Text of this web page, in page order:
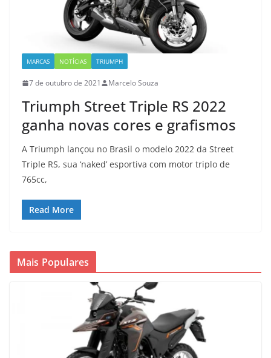
MARCAS NOTÍCIAS TRIUMPH
7 de outubro de 2021 Marcelo Souza
Triumph Street Triple RS 2022
ganha novas cores e grafismos
A Triumph lançou no Brasil o modelo 2022 da Street
Triple RS, sua ‘naked’ esportiva com motor triplo de
765cc,
Read More
Mais Populares